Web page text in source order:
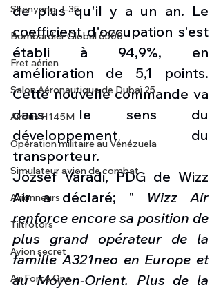
Shenyang J-35
Bombardier Global 6500
Fret aérien
Salon Aéronautique de Dubaï 25
Airbus H145M
Opération militaire au Vénézuela
Simulateur avion de combat
Avionneurs
Tiltrotors
Avion secret
Air Force One
de plus qu'il y a un an. Le
coefficient d'occupation s'est
établi à 94,9%, en
amélioration de 5,1 points.
Cette nouvelle commande va
dans le sens du
développement du
transporteur.
József Váradi, PDG de Wizz
Air a déclaré; " Wizz Air
renforce encore sa position de
plus grand opérateur de la
famille A321neo en Europe et
au Moyen-Orient. Plus de la